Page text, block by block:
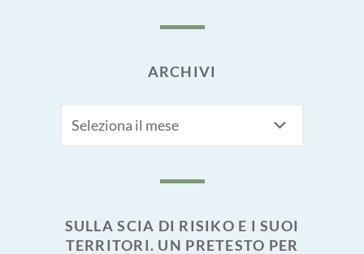
ARCHIVI
SULLA SCIA DI RISIKO E I SUOI
TERRITORI. UN PRETESTO PER